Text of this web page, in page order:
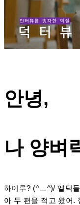
안녕,
나 양벼
하이루? (^ㅡ^)/ 엘덕
아 두 편을 적고 왔어.